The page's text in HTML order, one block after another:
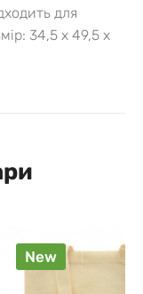
для
34,5 x 49,5 x
New